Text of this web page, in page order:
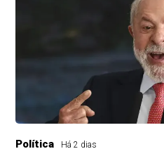
Política Há 2 dias